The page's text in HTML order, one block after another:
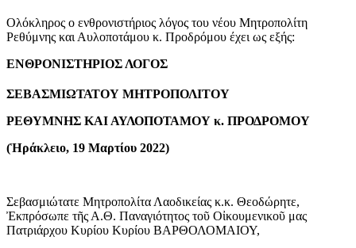
Ολόκληρος ο ενθρονιστήριος λόγος του νέου Μητροπολίτη
Ρεθύμνης και Αυλοποτάμου κ. Προδρόμου έχει ως εξής:
ΕΝΘΡΟΝΙΣΤΗΡΙΟΣ ΛΟΓΟΣ
ΣΕΒΑΣΜΙΩΤΑΤΟΥ ΜΗΤΡΟΠΟΛΙΤΟΥ
ΡΕΘΥΜΝΗΣ ΚΑΙ ΑΥΛΟΠΟΤΑΜΟΥ κ. ΠΡΟΔΡΟΜΟΥ
(Ἡράκλειο, 19 Μαρτίου 2022)
Σεβασμιώτατε Μητροπολίτα Λαοδικείας κ.κ. Θεοδώρητε,
Ἐκπρόσωπε τῆς Α.Θ. Παναγιότητος τοῦ Οἰκουμενικοῦ μας
Πατριάρχου Κυρίου Κυρίου ΒΑΡΘΟΛΟΜΑΙΟΥ,